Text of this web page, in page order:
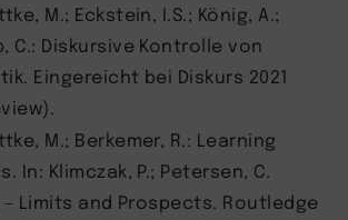
M.; Eckstein, I.S.; König, A.;
C.: Diskursive Kontrolle von
Eingereicht bei Diskurs 2021
M.; Berkemer, R.: Learning
In: Klimczak, P.; Petersen, C.
– Limits and Prospects. Routledge